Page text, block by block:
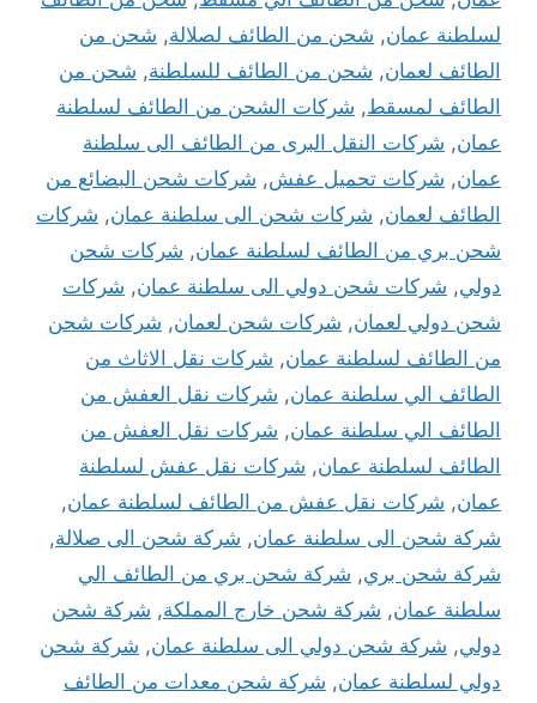
لسلطنة عمان, شحن من الطائف لصلالة, شحن من
الطائف لعمان, شحن من الطائف للسلطنة, شحن من
الطائف لمسقط, شركات الشحن من الطائف لسلطنة
عمان, شركات النقل البرى من الطائف الى سلطنة
عمان, شركات تحميل عفش, شركات شحن البضائع من
الطائف لعمان, شركات شحن الى سلطنة عمان, شركات
شحن بري من الطائف لسلطنة عمان, شركات شحن
دولي, شركات شحن دولي الى سلطنة عمان, شركات
شحن دولي لعمان, شركات شحن لعمان, شركات شحن
من الطائف لسلطنة عمان, شركات نقل الاثاث من
الطائف الي سلطنة عمان, شركات نقل العفش من
الطائف الي سلطنة عمان, شركات نقل العفش من
الطائف لسلطنة عمان, شركات نقل عفش لسلطنة
عمان, شركات نقل عفش من الطائف لسلطنة عمان,
شركة شحن الى سلطنة عمان, شركة شحن الى صلالة,
شركة شحن بري, شركة شحن بري من الطائف الي
سلطنة عمان, شركة شحن خارج المملكة, شركة شحن
دولي, شركة شحن دولي الى سلطنة عمان, شركة شحن
دولي لسلطنة عمان, شركة شحن معدات من الطائف